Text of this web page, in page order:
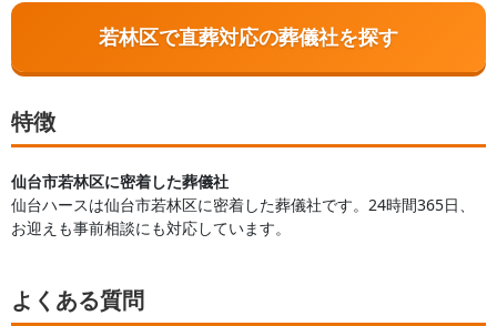
若林区で直葬対応の葬儀社を探す
特徴
仙台市若林区に密着した葬儀社
仙台ハースは仙台市若林区に密着した葬儀社です。24時間365日、
お迎えも事前相談にも対応しています。
よくある質問